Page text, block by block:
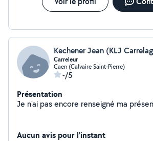
Kechener Jean (KLJ
Carreleur
Caen (Calvaire Saint-Pierre)
-/5
Présentation
Je n'ai pas encore
Aucun avis pour l'instant